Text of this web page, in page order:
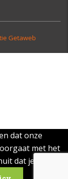
Getaweb
dat onze
met het
dat je ermee